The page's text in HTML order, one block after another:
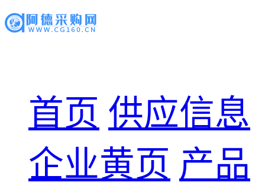
首页 供应信息
企业黄页 产品